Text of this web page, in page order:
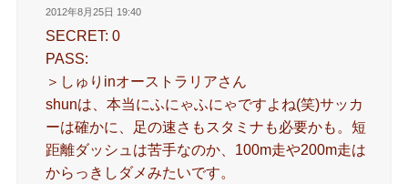
2012年8月25日 19:40
SECRET: 0
PASS:
＞しゅりinオーストラリアさん
shunは、本当にふにゃふにゃですよね(笑)サッカ
ーは確かに、足の速さもスタミナも必要かも。短
距離ダッシュは苦手なのか、100m走や200m走は
からっきしダメみたいです。